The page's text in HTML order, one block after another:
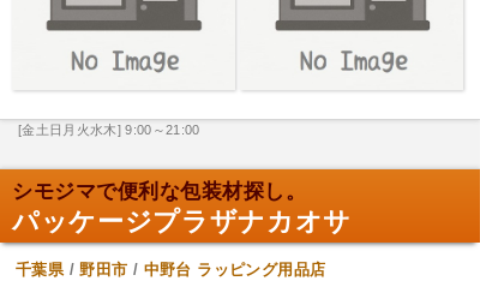
[金土日月火水木] 9:00～21:00
シモジマで便利な包装材探し。
パッケージプラザナカオサ
千葉県/野田市 / 中野台 ラッピング用品店